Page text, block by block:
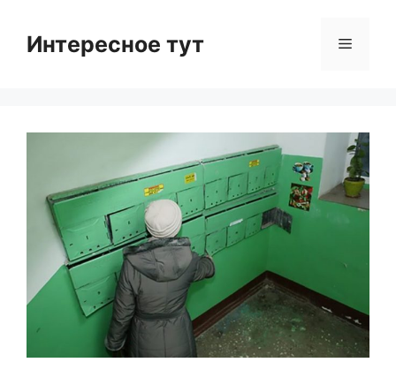
contentИнтересное тут Menu